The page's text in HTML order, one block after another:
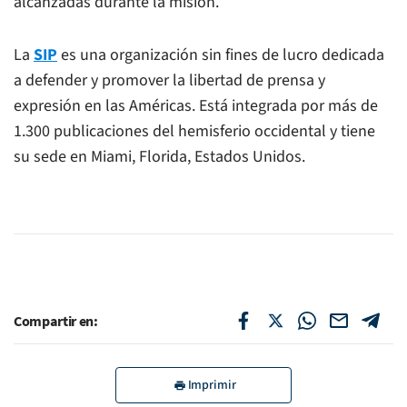
La SIPes una organización sin fines de lucro dedicada
a defender y promover la libertad de prensa y
expresión en las Américas. Está integrada por más de
1.300 publicaciones del hemisferio occidental y tiene
su sede en Miami, Florida, Estados Unidos.
Compartir en:
Imprimir